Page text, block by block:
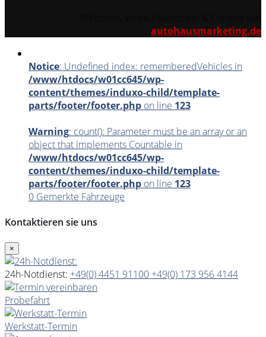
autohausmarketing.de
Notice: Undefined index: rememberedVehicles in
/www/htdocs/w01cc645/wp-
content/themes/induxo-child/template-
parts/footer/footer.php on line 123
Warning: count(): Parameter must be an array or an
object that implements Countable in
/www/htdocs/w01cc645/wp-
content/themes/induxo-child/template-
parts/footer/footer.php on line 123
0 Gemerkte Fahrzeuge
Kontaktieren sie uns
×
24h-Notdienst: +49(0) 4451 91100 +49(0) 173 956 4144
Probefahrt
Werkstatt-Termin